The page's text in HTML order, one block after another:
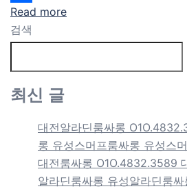
Share
Read more
검색
최신 글
대전알라딘룸싸롱
롱 유성스머프룸싸롱 유성스
대전룸싸롱 O1O.4832.3589
알라딘룸싸롱 유성알라딘룸싸